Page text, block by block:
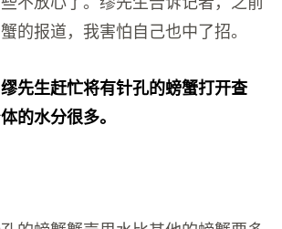
的报道，我害怕自己也中了招。
先生赶忙将有针孔的螃蟹打开查
的水分很多。